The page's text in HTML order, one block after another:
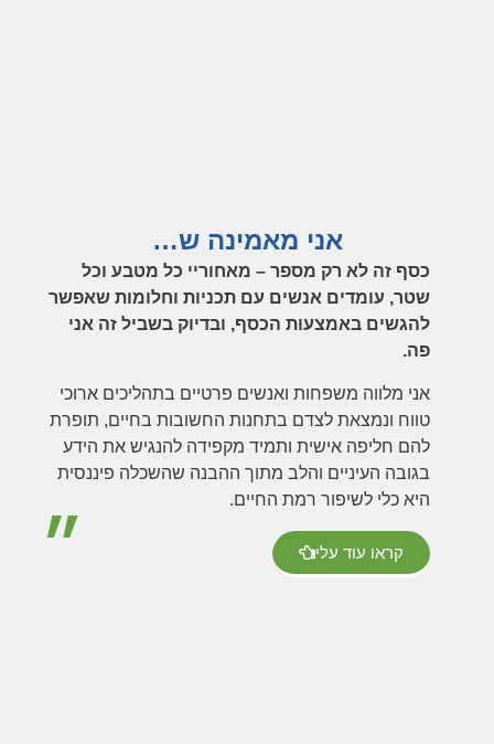
אני מאמינה ש…
כסף זה לא רק מספר – מאחוריי כל מטבע וכל
שטר, עומדים אנשים עם תכניות וחלומות שאפשר
להגשים באמצעות הכסף, ובדיוק בשביל זה אני
פה.
אני מלווה משפחות ואנשים פרטיים בתהליכים ארוכי
טווח ונמצאת לצדם בתחנות החשובות בחיים, תופרת
להם חליפה אישית ותמיד מקפידה להנגיש את הידע
בגובה העיניים והלב מתוך ההבנה שהשכלה פיננסית
היא כלי לשיפור רמת החיים.
״ קראו עוד עלי